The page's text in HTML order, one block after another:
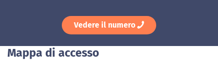
Vedere il numero
Mappa di accesso